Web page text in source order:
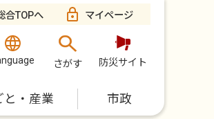
合TOPへ マイページ
さがす 防災サイト
と・産業 市政